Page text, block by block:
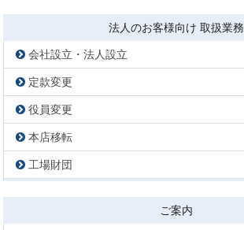
法人のお客様向け 取扱業務
会社設立・法人設立
定款変更
役員変更
本店移転
工場財団
ご案内